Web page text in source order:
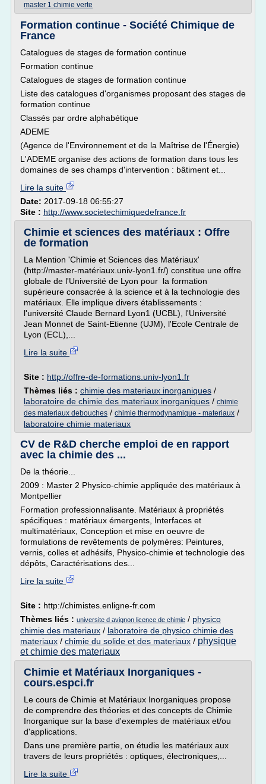
master 1 chimie verte
Formation continue - Société Chimique de
France
Catalogues de stages de formation continue
Formation continue
Catalogues de stages de formation continue
Liste des catalogues d'organismes proposant des stages de
formation continue
Classés par ordre alphabétique
ADEME
(Agence de l'Environnement et de la Maîtrise de l'Énergie)
L'ADEME organise des actions de formation dans tous les
domaines de ses champs d'intervention : bâtiment et...
Lire la suite
Date: 2017-09-18 06:55:27
Site : http://www.societechimiquedefrance.fr
Chimie et sciences des matériaux : Offre
de formation
La Mention 'Chimie et Sciences des Matériaux'
(http://master-matériaux.univ-lyon1.fr/) constitue une offre
globale de l'Université de Lyon pour la formation
supérieure consacrée à la science et à la technologie des
matériaux. Elle implique divers établissements :
l'université Claude Bernard Lyon1 (UCBL), l'Université
Jean Monnet de Saint-Etienne (UJM), l'Ecole Centrale de
Lyon (ECL),...
Lire la suite
Site : http://offre-de-formations.univ-lyon1.fr
Thèmes liés : chimie des materiaux inorganiques /
laboratoire de chimie des materiaux inorganiques / chimie
des materiaux debouches / chimie thermodynamique - materiaux /
laboratoire chimie materiaux
CV de R&D cherche emploi de en rapport
avec la chimie des ...
De la théorie...
2009 : Master 2 Physico-chimie appliquée des matériaux à
Montpellier
Formation professionnalisante. Matériaux à propriétés
spécifiques : matériaux émergents, Interfaces et
multimatériaux, Conception et mise en oeuvre de
formulations de revêtements de polymères: Peintures,
vernis, colles et adhésifs, Physico-chimie et technologie des
dépôts, Caractérisations des...
Lire la suite
Site : http://chimistes.enligne-fr.com
Thèmes liés : universite d avignon licence de chimie / physico
chimie des materiaux / laboratoire de physico chimie des
materiaux / chimie du solide et des materiaux / physique
et chimie des materiaux
Chimie et Matériaux Inorganiques -
cours.espci.fr
Le cours de Chimie et Matériaux Inorganiques propose
de comprendre des théories et des concepts de Chimie
Inorganique sur la base d'exemples de matériaux et/ou
d'applications.
Dans une première partie, on étudie les matériaux aux
travers de leurs propriétés : optiques, électroniques,...
Lire la suite